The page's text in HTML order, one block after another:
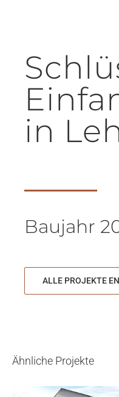
in
Baujahr
ALLE PROJEKTE
Ähnliche Projekte